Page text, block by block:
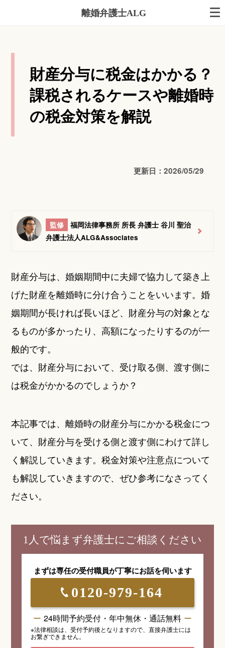
離婚弁護士ALG
財産分与に税金はかかる？
課税されるケースや離婚時
の税金対策を解説
更新日：2026/05/29
監修
福岡法律事務所 所長 弁護士 谷川 聖治
弁護士法人ALG&Associates
財産分与は、婚姻期間中に夫婦で協力して築き上
げた財産を離婚時に分け合うことをいいます。婚
姻期間が長ければ長いほど、財産分与の対象とな
るものが多かったり、高額になったりするのが一
般的です。
では、財産分与において、受け取る側、渡す側に
は税金がかかるのでしょうか？
本記事では、離婚時の財産分与にかかる税金につ
いて、財産分与を受ける側と渡す側にわけて詳し
く解説していきます。税金対策や注意点について
も解説していきますので、ぜひ参考になさってく
ださい。
1人で悩まず弁護士にご相談ください
まずは専任の受付職員が丁寧にお話を伺います
0120-979-164
24時間予約受付・年中無休・通話無料
※法律相談は、受付予約後となりますので、 直接弁護士には
お繋ぎできません。